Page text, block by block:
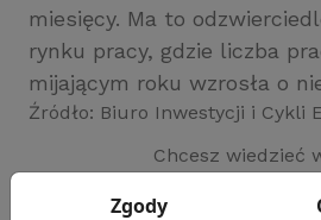
miesięcy. Ma to
rynku pracy, gdzie liczba
mijającym roku wzrosła o
Źródło: Biuro Inwestycji i Cykli
Chcesz wiedzieć
Zgody